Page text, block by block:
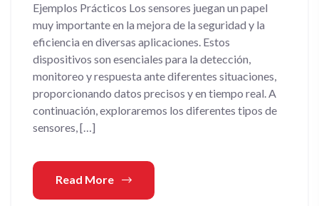
Ejemplos Prácticos Los sensores juegan un papel
muy importante en la mejora de la seguridad y la
eficiencia en diversas aplicaciones. Estos
dispositivos son esenciales para la detección,
monitoreo y respuesta ante diferentes situaciones,
proporcionando datos precisos y en tiempo real. A
continuación, exploraremos los diferentes tipos de
sensores, […]
Read More